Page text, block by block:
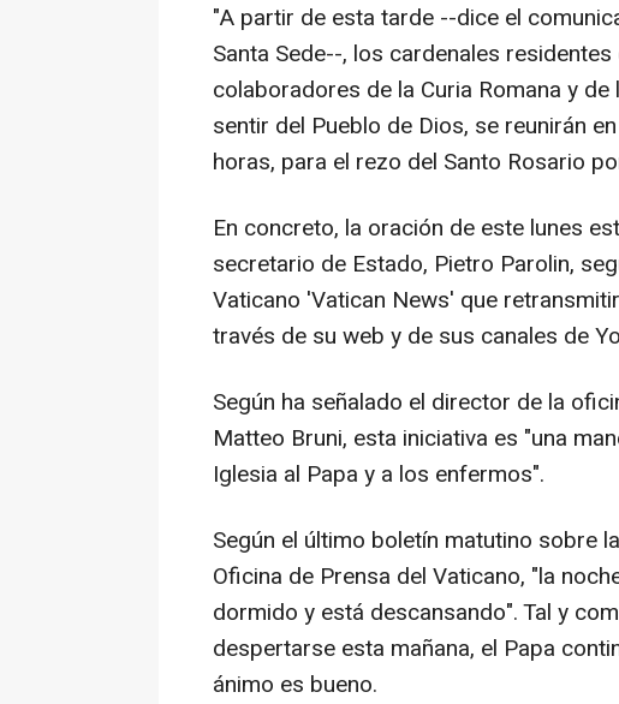
"A partir de esta tarde --dice el
Santa Sede--, los cardenales
colaboradores de la Curia Romana y
sentir del Pueblo de Dios, se reunirán
horas, para el rezo del Santo Rosario
En concreto, la oración de este lunes
secretario de Estado, Pietro Parolin,
Vaticano 'Vatican News' que
través de su web y de sus canales de
Según ha señalado el director de la
Matteo Bruni, esta iniciativa es "una
Iglesia al Papa y a los enfermos".
Según el último boletín matutino sobre
Oficina de Prensa del Vaticano, "la
dormido y está descansando". Tal y
despertarse esta mañana, el Papa
ánimo es bueno.